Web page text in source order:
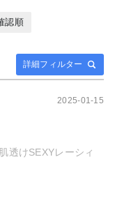
詳細フィルター
認順
2025-01-15
透けSEXYレーシィ